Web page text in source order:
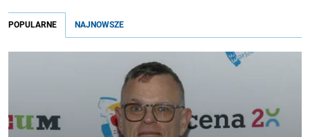
POPULARNE NAJNOWSZE